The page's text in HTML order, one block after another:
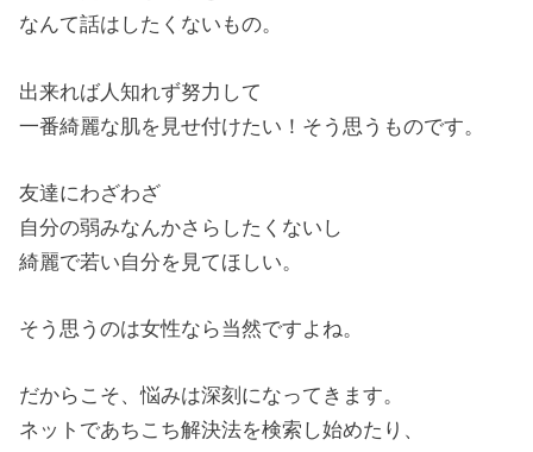
なんて話はしたくないもの。
出来れば人知れず努力して
一番綺麗な肌を見せ付けたい！そう思うものです。
友達にわざわざ
自分の弱みなんかさらしたくないし
綺麗で若い自分を見てほしい。
そう思うのは女性なら当然ですよね。
だからこそ、悩みは深刻になってきます。
ネットであちこち解決法を検索し始めたり、